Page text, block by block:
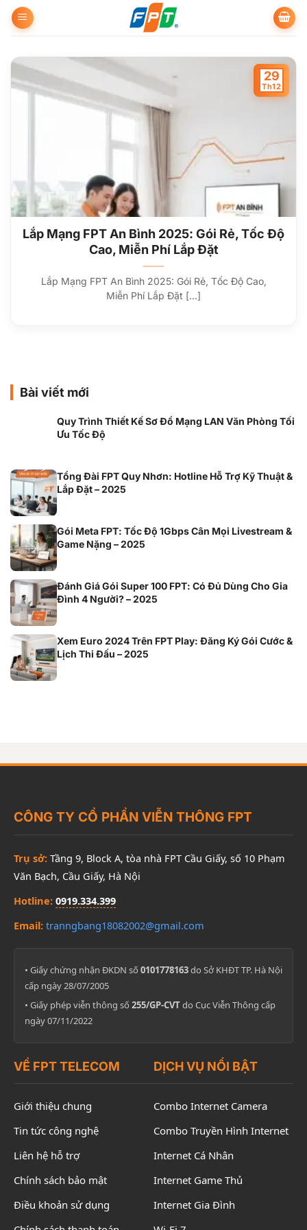
qua
dung
Lắp Mạng FPT An Bình 2025: Gói Rẻ, Tốc Độ
Cao, Miễn Phí Lắp Đặt
Lắp Mạng FPT An Bình 2025: Gói Rẻ, Tốc Độ Cao,
Miễn Phí Lắp Đặt [...]
29
Th12
Bài viết mới
Quy Trình Thiết Kế Sơ Đồ Mạng LAN Văn Phòng Tối
Ưu Tốc Độ
Tổng Đài FPT Quy Nhơn: Hotline Hỗ Trợ Kỹ Thuật &
Lắp Đặt – 2025
Gói Meta FPT: Tốc Độ 1Gbps Cân Mọi Livestream &
Game Nặng – 2025
Đánh Giá Gói Super 100 FPT: Có Đủ Dùng Cho Gia
Đình 4 Người? – 2025
Xem Euro 2024 Trên FPT Play: Đăng Ký Gói Cước &
Lịch Thi Đấu – 2025
CÔNG TY CỔ PHẦN VIỄN THÔNG FPT
Trụ sở: Tầng 9, Block A, tòa nhà FPT Cầu Giấy, số 10 Phạm
Văn Bạch, Cầu Giấy, Hà Nội
Hotline: 0919.334.399
Email: tranngbang18082002@gmail.com
• Giấy chứng nhận ĐKDN số 0101778163do Sở KHĐT TP. Hà Nội
cấp ngày 28/07/2005
• Giấy phép viễn thông số 255/GP-CVTdo Cục Viễn Thông cấp
ngày 07/11/2022
VỀ FPT TELECOM
Giới thiệu chung
Tin tức công nghệ
Liên hệ hỗ trợ
Chính sách bảo mật
Điều khoản sử dụng
DỊCH VỤ NỔI BẬT
Combo Internet Camera
Combo Truyền Hình Internet
Internet Cá Nhân
Internet Game Thủ
Internet Gia Đình